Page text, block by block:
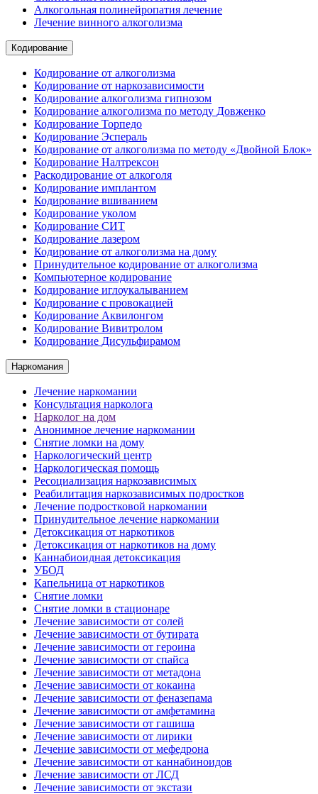
Алкогольная полинейропатия лечение
Лечение винного алкоголизма
Кодирование
Кодирование от алкоголизма
Кодирование от наркозависимости
Кодирование алкоголизма гипнозом
Кодирование алкоголизма по методу Довженко
Кодирование Торпедо
Кодирование Эспераль
Кодирование от алкоголизма по методу «Двойной Блок»
Кодирование Налтрексон
Раскодирование от алкоголя
Кодирование имплантом
Кодирование вшиванием
Кодирование уколом
Кодирование СИТ
Кодирование лазером
Кодирование от алкоголизма на дому
Принудительное кодирование от алкоголизма
Компьютерное кодирование
Кодирование иглоукалыванием
Кодирование с провокацией
Кодирование Аквилонгом
Кодирование Вивитролом
Кодирование Дисульфирамом
Наркомания
Лечение наркомании
Консультация нарколога
Нарколог на дом
Анонимное лечение наркомании
Снятие ломки на дому
Наркологический центр
Наркологическая помощь
Ресоциализация наркозависимых
Реабилитация наркозависимых подростков
Лечение подростковой наркомании
Принудительное лечение наркомании
Детоксикация от наркотиков
Детоксикация от наркотиков на дому
Каннабиоидная детоксикация
УБОД
Капельница от наркотиков
Снятие ломки
Снятие ломки в стационаре
Лечение зависимости от солей
Лечение зависимости от бутирата
Лечение зависимости от героина
Лечение зависимости от спайса
Лечение зависимости от метадона
Лечение зависимости от кокаина
Лечение зависимости от феназепама
Лечение зависимости от амфетамина
Лечение зависимости от гашиша
Лечение зависимости от лирики
Лечение зависимости от мефедрона
Лечение зависимости от каннабиноидов
Лечение зависимости от ЛСД
Лечение зависимости от экстази